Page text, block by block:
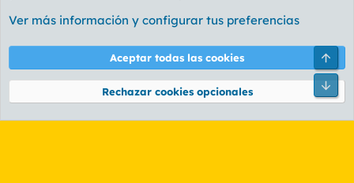
Cookies
PL OLDSTYLE AMARILLO
Términos y reglas Política de privacidad Ayuda
Community platform by XenForo® © 2010-2026 XenForo Ltd.
Ver más información y configurar tus preferencias
Aceptar todas las cookies
Rechazar cookies opcionales
Pie